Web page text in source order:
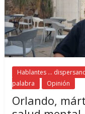
Hablantes ...
palabra
Opinión
Orlando,